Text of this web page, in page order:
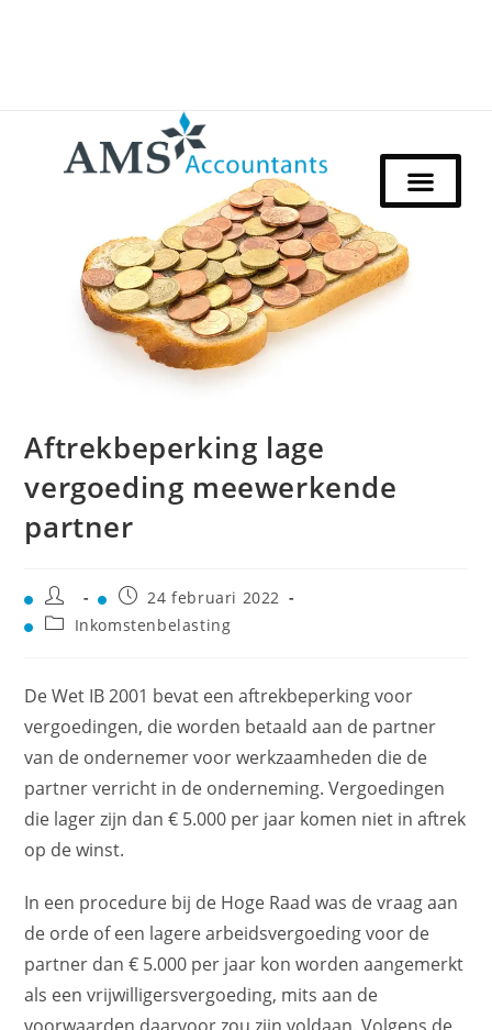
Aftrekbeperking lage
vergoeding meewerkende
partner
24 februari 2022
Inkomstenbelasting
De Wet IB 2001 bevat een aftrekbeperking voor
vergoedingen, die worden betaald aan de partner
van de ondernemer voor werkzaamheden die de
partner verricht in de onderneming. Vergoedingen
die lager zijn dan € 5.000 per jaar komen niet in aftrek
op de winst.
In een procedure bij de Hoge Raad was de vraag aan
de orde of een lagere arbeidsvergoeding voor de
partner dan € 5.000 per jaar kon worden aangemerkt
als een vrijwilligersvergoeding, mits aan de